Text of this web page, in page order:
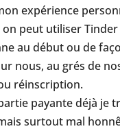
expérience
on peut utiliser
au début ou de
nous, au grés de
réinscription.
payante déjà je
surtout mal